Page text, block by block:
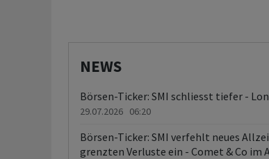
NEWS
Börsen-Ticker: SMI schliesst tiefer -
29.07.2026 06:20
Börsen-Ticker: SMI verfehlt neues
grenzten Verluste ein - Comet & Co im